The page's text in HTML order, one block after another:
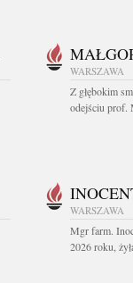
WARSZAWA
Z głębokim
odejściu prof.
WARSZAWA
Mgr farm.
2026 roku,